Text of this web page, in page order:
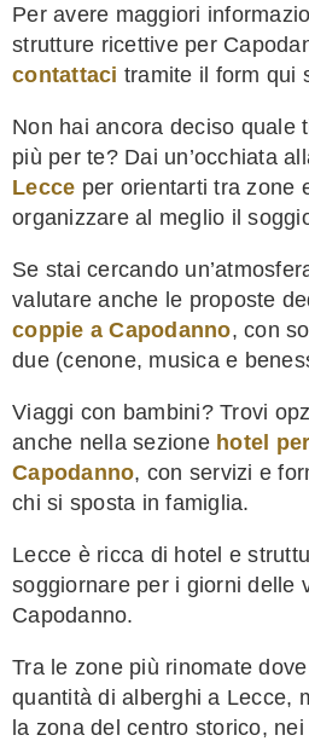
Per avere maggiori
strutture ricettive per
contattaci tramite il form qui
Non hai ancora deciso quale
più per te? Dai un’occhiata
Lecce per orientarti tra zone
organizzare al meglio il
Se stai cercando
valutare anche le proposte
coppie a Capodanno, con
due (cenone, musica e
Viaggi con bambini? Trovi
anche nella sezione hotel
Capodanno, con servizi e
chi si sposta in famiglia.
Lecce è ricca di hotel e
soggiornare per i giorni delle
Capodanno.
Tra le zone più rinomate
quantità di alberghi a Lecce,
la zona del centro storico,